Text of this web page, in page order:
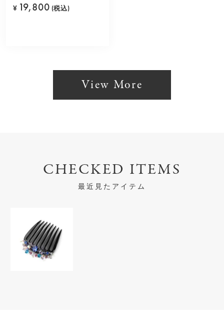
¥ 19,800 (税込)
View More
CHECKED ITEMS
最近見たアイテム